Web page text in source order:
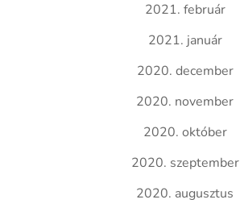
2021. február
2021. január
2020. december
2020. november
2020. október
2020. szeptember
2020. augusztus